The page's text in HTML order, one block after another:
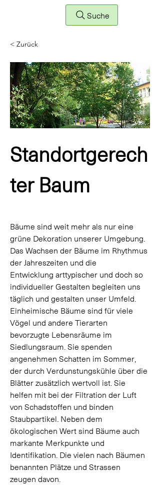
Suche
< Zurück
Standortgerech
ter Baum
Bäume sind weit mehr als nur eine
grüne Dekoration unserer Umgebung.
Das Wachsen der Bäume im Rhythmus
der Jahreszeiten und die
Entwicklung arttypischer und doch so
individueller Gestalten begleiten uns
täglich und gestalten unser Umfeld.
Einheimische Bäume sind für viele
Vögel und andere Tierarten
bevorzugte Lebensräume im
Siedlungsraum. Sie spenden
angenehmen Schatten im Sommer,
der durch Verdunstungskühle über die
Blätter zusätzlich wertvoll ist. Sie
helfen mit bei der Filtration der Luft
von Schadstoffen und binden
Staubpartikel. Neben dem
ökologischen Wert sind Bäume auch
markante Merkpunkte und
Identifikation. Die vielen nach Bäumen
benannten Plätze und Strassen
zeugen davon.